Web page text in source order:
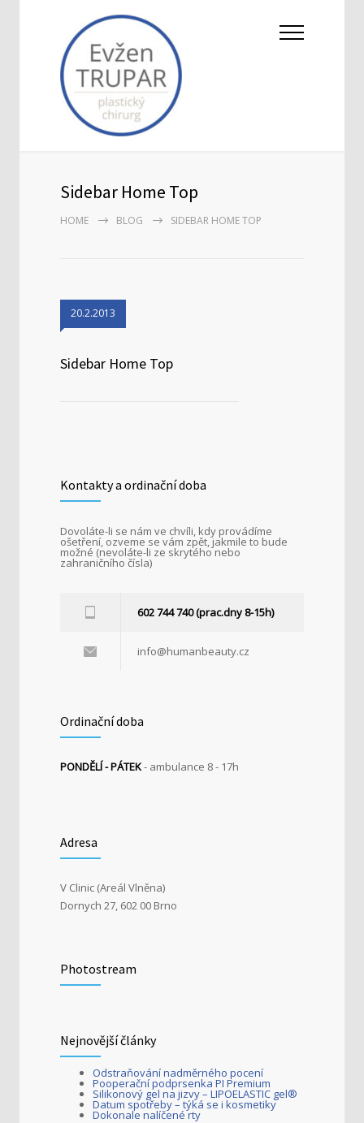
Sidebar Home Top
HOME BLOG SIDEBAR HOME TOP
20.2.2013
Sidebar Home Top
Kontakty a ordinační doba
Dovoláte-li se nám ve chvíli, kdy provádíme
ošetření, ozveme se vám zpět, jakmile to bude
možné (nevoláte-li ze skrytého nebo
zahraničního čísla)
602 744 740 (prac.dny 8-15h)
info@humanbeauty.cz
Ordinační doba
PONDĚLÍ - PÁTEK- ambulance 8 - 17h
Adresa
V Clinic (Areál Vlněna)
Dornych 27, 602 00 Brno
Photostream
Nejnovější články
Odstraňování nadměrného pocení
Pooperační podprsenka PI Premium
Silikonový gel na jizvy – LIPOELASTIC gel®
Datum spotřeby – týká se i kosmetiky
Dokonale nalíčené rty